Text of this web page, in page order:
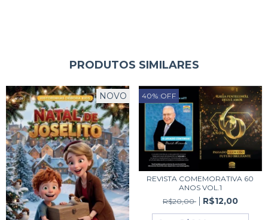
PRODUTOS SIMILARES
NOVO 40% OFF
REVISTA COMEMORATIVA 60
ANOS VOL.1
R$20,00
R$12,00